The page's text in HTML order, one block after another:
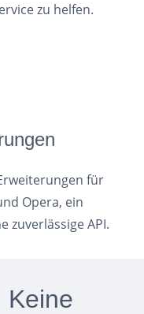
zu helfen.
für
Opera, ein
zuverlässige API.
Keine